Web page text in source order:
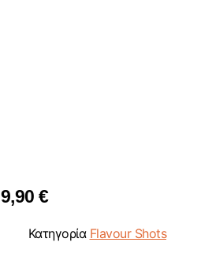
9,90 €
Κατηγορία Flavour Shots